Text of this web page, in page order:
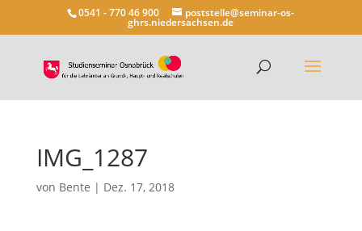
0541 - 770 46 900 poststelle@seminar-os-
ghrs.niedersachsen.de
IMG_1287
von Bente | Dez. 17, 2018